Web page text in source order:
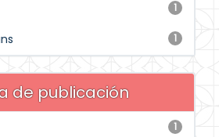
1
1
de publicación
1